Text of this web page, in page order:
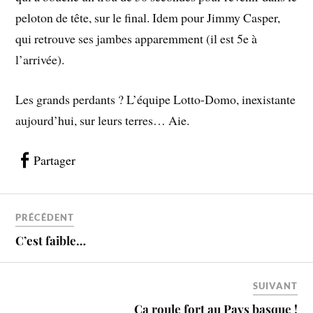
peloton de tête, sur le final. Idem pour Jimmy Casper,
qui retrouve ses jambes apparemment (il est 5e à
l’arrivée).
Les grands perdants ? L’équipe Lotto-Domo, inexistante
aujourd’hui, sur leurs terres… Aie.
Partager
PRÉCÉDENT
C’est faible…
SUIVANT
Ca roule fort au Pays basque !